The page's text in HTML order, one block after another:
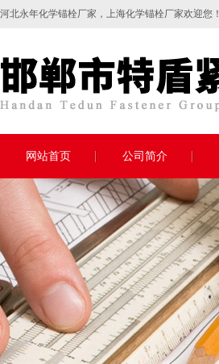
河北永年化学锚栓厂家，上海化学锚栓厂家欢迎您！
网站首页 公司简介